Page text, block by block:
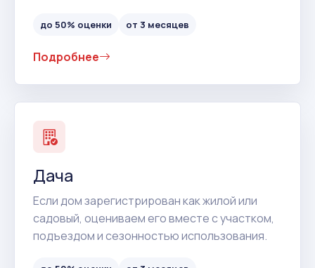
до 50% оценки от 3 месяцев
Подробнее
Дача
Если дом зарегистрирован как жилой или
садовый, оцениваем его вместе с участком,
подъездом и сезонностью использования.